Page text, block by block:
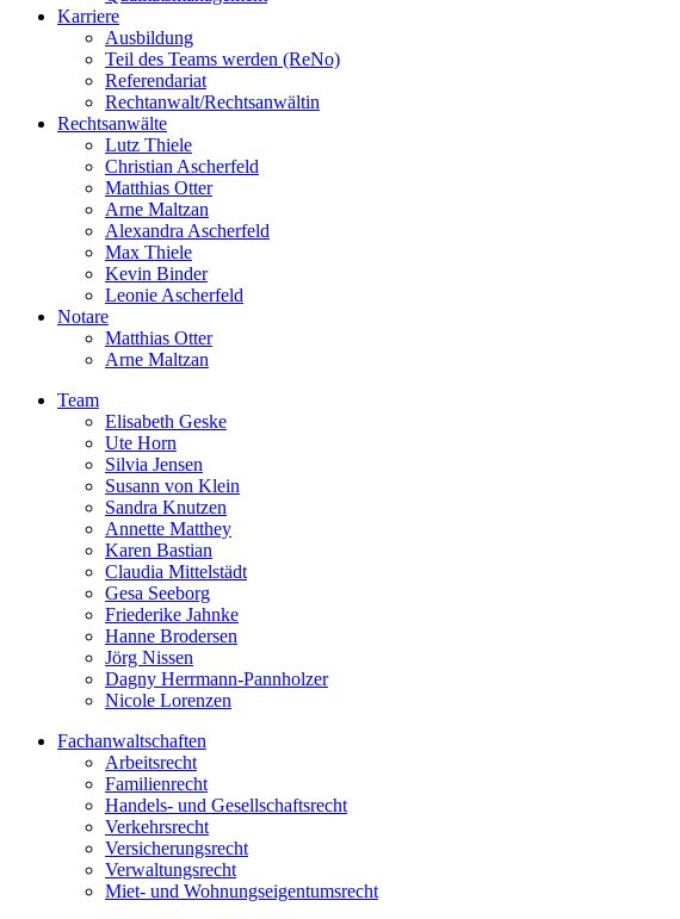
Karriere
Ausbildung
Teil des Teams werden (ReNo)
Referendariat
Rechtanwalt/Rechtsanwältin
Rechtsanwälte
Lutz Thiele
Christian Ascherfeld
Matthias Otter
Arne Maltzan
Alexandra Ascherfeld
Max Thiele
Kevin Binder
Leonie Ascherfeld
Notare
Matthias Otter
Arne Maltzan
Team
Elisabeth Geske
Ute Horn
Silvia Jensen
Susann von Klein
Sandra Knutzen
Annette Matthey
Karen Bastian
Claudia Mittelstädt
Gesa Seeborg
Friederike Jahnke
Hanne Brodersen
Jörg Nissen
Dagny Herrmann-Pannholzer
Nicole Lorenzen
Fachanwaltschaften
Arbeitsrecht
Familienrecht
Handels- und Gesellschaftsrecht
Verkehrsrecht
Versicherungsrecht
Verwaltungsrecht
Miet- und Wohnungseigentumsrecht